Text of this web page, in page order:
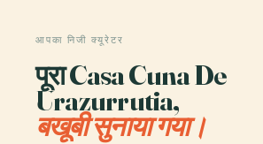
आपका निजी क्यूरेटर
पूरा Casa Cuna De
Urazurrutia,
बखूबी सुनाया गया।